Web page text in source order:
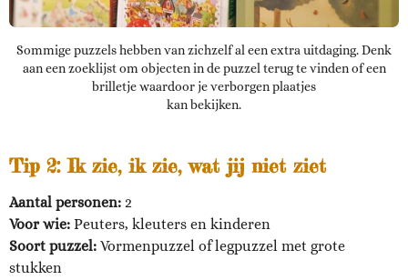
Sommige puzzels hebben van zichzelf al een extra uitdaging. Denk
aan een zoeklijst om objecten in de puzzel terug te vinden of een
brilletje waardoor je verborgen plaatjes
kan bekijken.
Tip 2: Ik zie, ik zie, wat jij niet ziet
Aantal personen: 2
Voor wie: Peuters, kleuters en kinderen
Soort puzzel: Vormenpuzzel of legpuzzel met grote
stukken